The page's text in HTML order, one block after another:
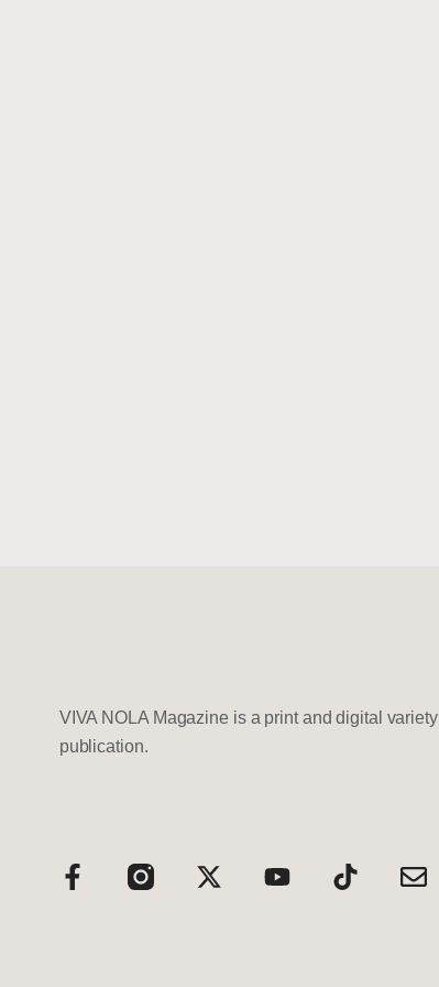
VIVA NOLA Magazine is a print and digital variety
publication.